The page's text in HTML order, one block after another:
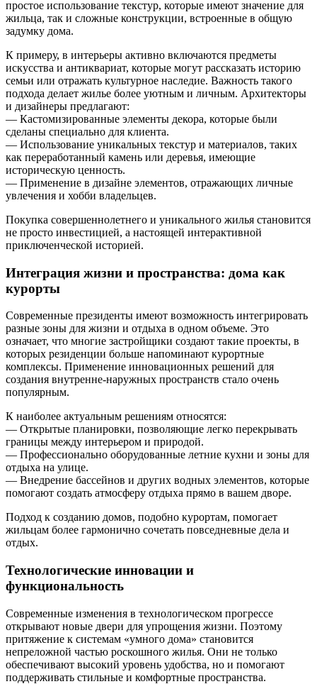
простое использование текстур, которые имеют значение для
жильца, так и сложные конструкции, встроенные в общую
задумку дома.
К примеру, в интерьеры активно включаются предметы
искусства и антиквариат, которые могут рассказать историю
семьи или отражать культурное наследие. Важность такого
подхода делает жилье более уютным и личным. Архитекторы
и дизайнеры предлагают:
— Кастомизированные элементы декора, которые были
сделаны специально для клиента.
— Использование уникальных текстур и материалов, таких
как переработанный камень или деревья, имеющие
историческую ценность.
— Применение в дизайне элементов, отражающих личные
увлечения и хобби владельцев.
Покупка совершеннолетнего и уникального жилья становится
не просто инвестицией, а настоящей интерактивной
приключенческой историей.
Интеграция жизни и пространства: дома как
курорты
Современные президенты имеют возможность интегрировать
разные зоны для жизни и отдыха в одном объеме. Это
означает, что многие застройщики создают такие проекты, в
которых резиденции больше напоминают курортные
комплексы. Применение инновационных решений для
создания внутренне-наружных пространств стало очень
популярным.
К наиболее актуальным решениям относятся:
— Открытые планировки, позволяющие легко перекрывать
границы между интерьером и природой.
— Профессионально оборудованные летние кухни и зоны для
отдыха на улице.
— Внедрение бассейнов и других водных элементов, которые
помогают создать атмосферу отдыха прямо в вашем дворе.
Подход к созданию домов, подобно курортам, помогает
жильцам более гармонично сочетать повседневные дела и
отдых.
Технологические инновации и
функциональность
Современные изменения в технологическом прогрессе
открывают новые двери для упрощения жизни. Поэтому
притяжение к системам «умного дома» становится
непреложной частью роскошного жилья. Они не только
обеспечивают высокий уровень удобства, но и помогают
поддерживать стильные и комфортные пространства.